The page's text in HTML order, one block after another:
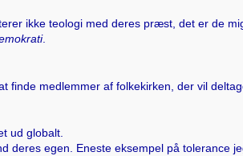
ikke teologi med deres præst, det er de
.
finde medlemmer af folkekirken, der vil
ud globalt.
deres egen. Eneste eksempel på tolerance